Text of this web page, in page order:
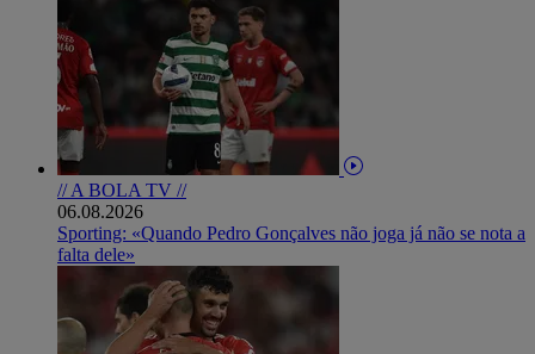
// A BOLA TV //
06.08.2026
Sporting: «Quando Pedro Gonçalves não joga já não se nota a
falta dele»